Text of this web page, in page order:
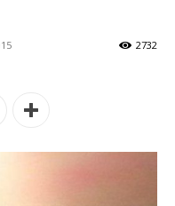
2732